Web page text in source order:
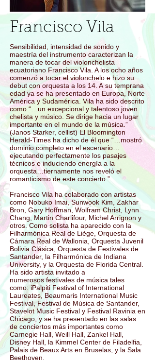
Francisco Vila
Sensibilidad, intensidad de sonido y
maestría del instrumento caracterizan la
manera de tocar del violonchelista
ecuatoriano Francisco Vila. A los ocho años
comenzó a tocar el violonchelo e hizo su
debut con orquesta a los 14. A su temprana
edad ya se ha presentado en Europa, Norte
América y Sudamérica. Vila ha sido descrito
como “…un excepcional y talentoso joven
chelista y músico. Se dirige hacia un lugar
importante en el mundo de la música.”
(Janos Starker, cellist) El Bloomington
Herald-Times ha dicho de él que “…mostró
dominio completo en el escenario…
ejecutando perfectamente los pasajes
técnicos e induciendo energía a la
orquesta…tiernamente nos reveló el
romanticismo de este concierto.”
Francisco Vila ha colaborado con artistas
como Nobuko Imai, Sunwook Kim, Zakhar
Bron, Gary Hoffman, Wolfram Christ, Lynn
Chang, Martin Charlifour, Michel Arrignon y
otros. Como solista ha aparecido con la
Filharmónica Real de Liège, Orquesta de
Cámara Real de Wallonia, Orquesta Juvenil
Bolivia Clásica, Orquesta de Festivales de
Santander, la Filharmónica de Indiana
University, y la Orquesta de Florida Central.
Ha sido artista invitado a
numerosos festivales de música tales
como: iPalpiti Festival of International
Laureates, Beaumaris International Music
Festival, Festival de Música de Santander,
Stavelot Music Festival y Festival Ravinia en
Chicago, y se ha presentado en las salas
de conciertos más importantes como
Carnegie Hall, Weill Hall, Zankel Hall,
Disney Hall, la Kimmel Center de Filadelfia,
Palais de Beaux Arts en Bruselas, y la Sala
Beethoven.